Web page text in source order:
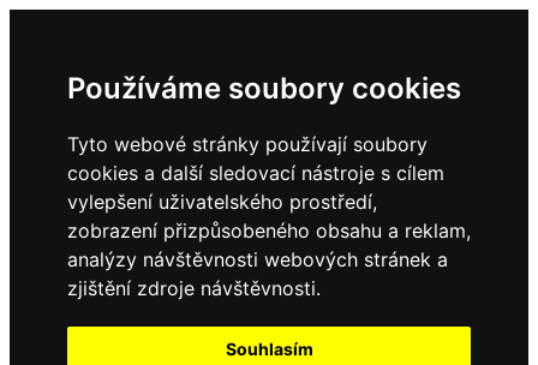
Používáme soubory cookies
Tyto webové stránky používají soubory
cookies a další sledovací nástroje s cílem
vylepšení uživatelského prostředí,
zobrazení přizpůsobeného obsahu a reklam,
analýzy návštěvnosti webových stránek a
zjištění zdroje návštěvnosti.
Souhlasím